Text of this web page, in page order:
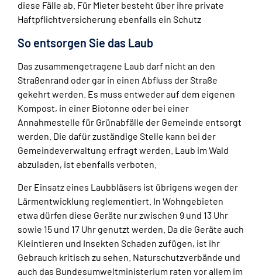
diese Fälle ab. Für Mieter besteht über ihre private
Haftpflichtversicherung ebenfalls ein Schutz
So entsorgen Sie das Laub
Das zusammengetragene Laub darf nicht an den
Straßenrand oder gar in einen Abfluss der Straße
gekehrt werden. Es muss entweder auf dem eigenen
Kompost, in einer Biotonne oder bei einer
Annahmestelle für Grünabfälle der Gemeinde entsorgt
werden. Die dafür zuständige Stelle kann bei der
Gemeindeverwaltung erfragt werden. Laub im Wald
abzuladen, ist ebenfalls verboten.
Der Einsatz eines Laubbläsers ist übrigens wegen der
Lärmentwicklung reglementiert. In Wohngebieten
etwa dürfen diese Geräte nur zwischen 9 und 13 Uhr
sowie 15 und 17 Uhr genutzt werden. Da die Geräte auch
Kleintieren und Insekten Schaden zufügen, ist ihr
Gebrauch kritisch zu sehen. Naturschutzverbände und
auch das Bundesumweltministerium raten vor allem im